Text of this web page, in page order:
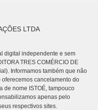
LTDA
digital independente e sem
TRES COMÉRCIO DE
Informamos também que não
cancelamento do
de nome ISTOÉ, tampouco
apenas pelo
respectivos sites.